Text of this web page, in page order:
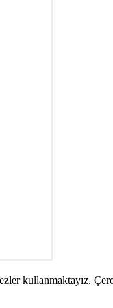
kullanmaktayız.